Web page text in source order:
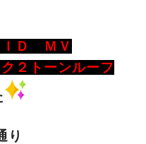
ＩＤ ＭＶ
２トーンルーフ
り